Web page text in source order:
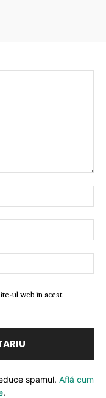
ul web în acest
spamul. Află cum
.